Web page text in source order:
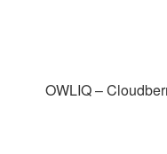
OWLIQ –